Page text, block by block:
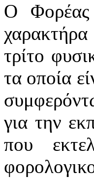
Ο Φορέας
τρίτο
τα οποία
για την
που